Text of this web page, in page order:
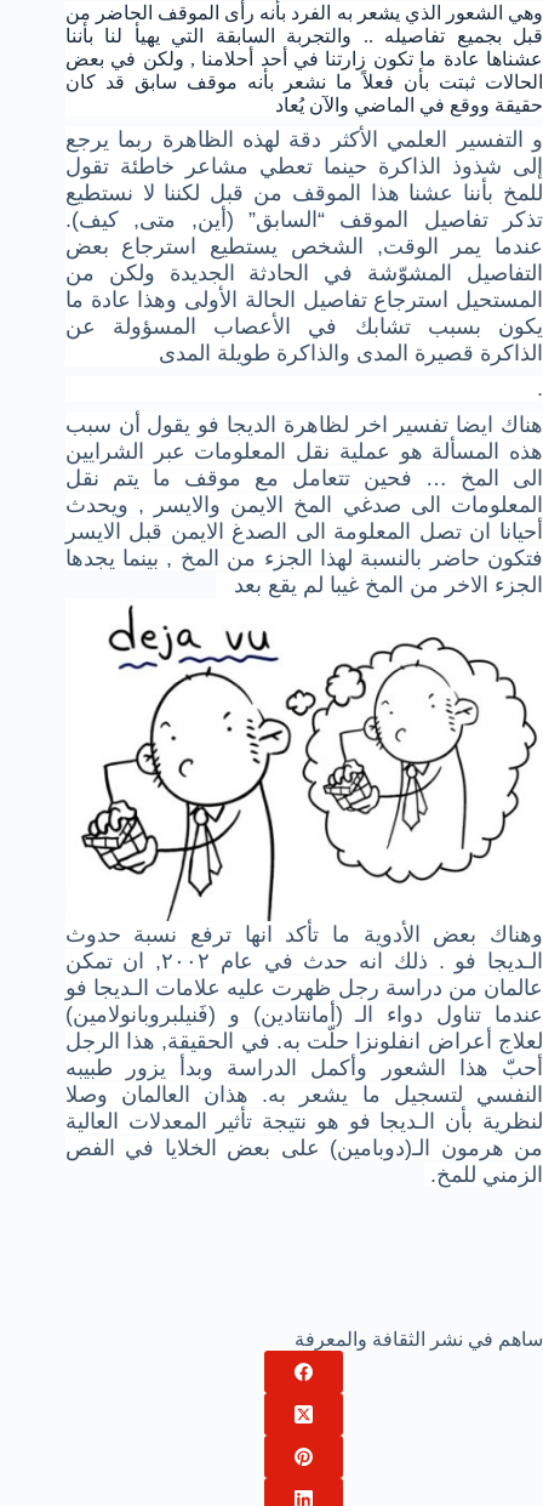
وهي الشعور الذي يشعر به الفرد بأنه رأى الموقف الحاضر من
قبل بجميع تفاصيله .. والتجربة السابقة التي يهيأ لنا بأننا
عشناها عادة ما تكون زارتنا في أحد أحلامنا , ولكن في بعض
الحالات ثبتت بأن فعلاً ما نشعر بأنه موقف سابق قد كان
حقيقة ووقع في الماضي والآن يُعاد
و التفسير العلمي الأكثر دقة لهذه الظاهرة ربما يرجع
إلى شذوذ الذاكرة حينما تعطي مشاعر خاطئة تقول
للمخ بأننا عشنا هذا الموقف من قبل لكننا لا نستطيع
تذكر تفاصيل الموقف “السابق” (أين, متى, كيف).
عندما يمر الوقت, الشخص يستطيع استرجاع بعض
التفاصيل المشوّشة في الحادثة الجديدة ولكن من
المستحيل استرجاع تفاصيل الحالة الأولى وهذا عادة ما
يكون بسبب تشابك في الأعصاب المسؤولة عن
الذاكرة قصيرة المدى والذاكرة طويلة المدى
.
هناك ايضا تفسير اخر لظاهرة الديجا فو يقول أن سبب
هذه المسألة هو عملية نقل المعلومات عبر الشرايين
الى المخ … فحين تتعامل مع موقف ما يتم نقل
المعلومات الى صدغي المخ الايمن والايسر
, ويحدث
أحيانا ان تصل المعلومة الى الصدغ الايمن قبل الايسر
فتكون حاضر بالنسبة لهذا الجزء من المخ , بينما يجدها
الجزء الاخر من المخ غيبا لم يقع بعد
وهناك بعض الأدوية ما تأكد انها ترفع نسبة حدوث
الـديجا فو . ذلك انه حدث في عام ٢٠٠٢, ان تمكن
عالمان من دراسة رجل ظهرت عليه علامات الـديجا فو
عندما تناول دواء الـ (أمانتادين) و (فَنيلبروبانولامين)
لعلاج أعراض انفلونزا حلّت به. في الحقيقة, هذا الرجل
أحبّ هذا الشعور وأكمل الدراسة وبدأ يزور طبيبه
النفسي لتسجيل ما يشعر به. هذان العالمان وصلا
لنظرية بأن الـديجا فو هو نتيجة تأثير المعدلات العالية
من هرمون الـ(دوبامين) على بعض الخلايا في الفص
الزمني للمخ.
ساهم في نشر الثقافة والمعرفة